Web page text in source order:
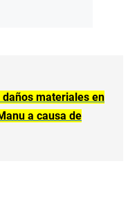
daños materiales en
a causa de